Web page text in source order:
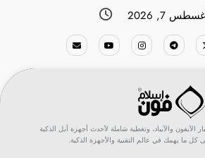
7, 2026
والآيباد، وتغطية شاملة لأحدث أجهزة أبل الذكية
كل ما يهمك في عالم التقنية والأجهزة الذكية.